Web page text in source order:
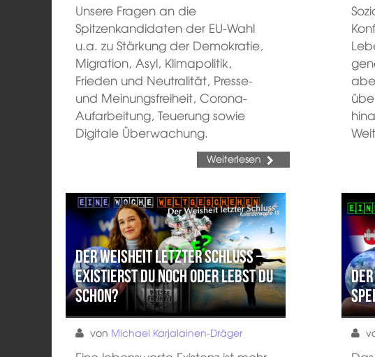
Unsere Fragen an die
Spitzenkandidaten der EU-Wahl
u.a. zu Stärkung der Demokratie,
Migration, Asyl, Klimapolitik,
Frieden und Neutralität, Presse-
und Meinungsfreiheit, Corona-
Aufarbeitung, Teuerung sowie
Digitale Überwachung.
Weiterlesen
Der Weisheit letzter Schluss –
Existierst du noch oder lebst du
schon?
von Michael Karjalainen-Dräger